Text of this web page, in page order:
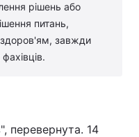
рішень або
питань,
здоров'ям, завжди
перевернута. 14